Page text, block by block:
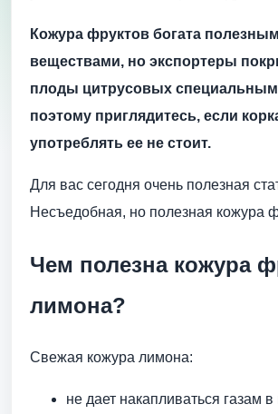
Кожура фруктов богата
веществами, но экспортеры
плоды цитрусовых
поэтому приглядитесь, если
употреблять ее не стоит.
Для вас сегодня очень полезная
Несъедобная, но полезная кожура
Чем полезна кожура
лимона?
Свежая кожура лимона:
не дает накапливаться газам